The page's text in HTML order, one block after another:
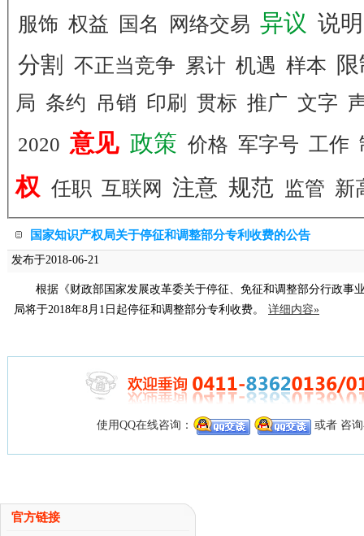
服饰 权益 国名 网络交易 异议 说
分割
不正当竞争 累计 机遇 样本
局 条约 吊销 印刷 贯标 推广 文字
2020 意见 政策 价格 军字号 工作
权 任职 互联网 注意 规范 监管 新
国家知识产权局关于停征和调整部分专利收费的公告
发布于2018-06-21
根据《财政部国家发展改革委关于停征、免征和调整部分行政事
局将于2018年8月1日起停征和调整部分专利收费。
详细内容»
使用QQ在线咨询： 或者 咨
官方链接